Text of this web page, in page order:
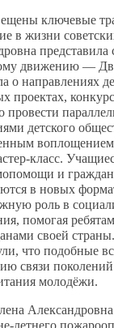
ключевые
в жизни
движению —
о направлениях
проектах,
провести
детского
класс.
и
в новых
роль в
помогая
своей
что подобные
связи
молодёжи.
Александровна
летнего